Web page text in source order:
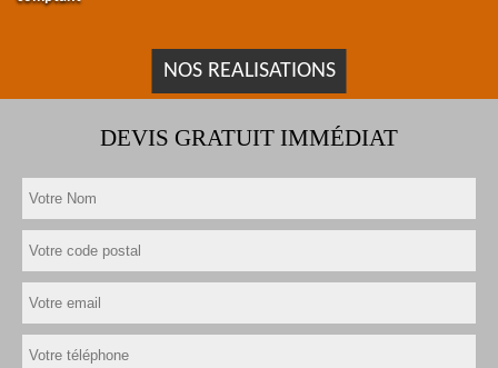
NOS REALISATIONS
DEVIS GRATUIT IMMÉDIAT